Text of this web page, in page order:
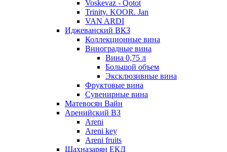
Voskevaz - Qotot
Trinity. KOOR. Jan
VAN ARDI
Иджеванский ВКЗ
Коллекционные вина
Виноградные вина
Вина 0,75 л
Большой объем
Эксклюзивные вина
Фруктовые вина
Cувенирные вина
Матевосян Вайн
Аренийский ВЗ
Areni
Areni key
Areni fruits
Шахназарян ЕКД